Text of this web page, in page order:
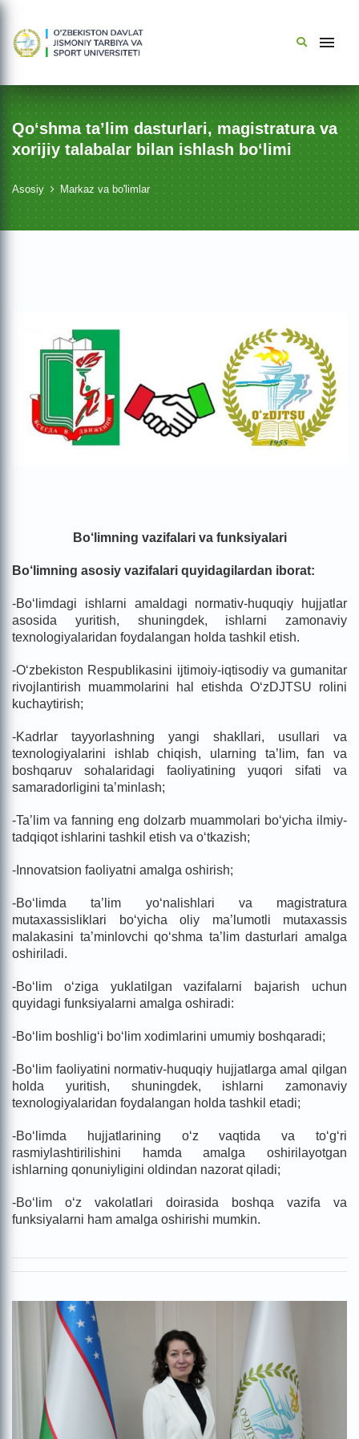
Qo‘shma ta’lim dasturlari, magistratura va
xorijiy talabalar bilan ishlash bo‘limi
Asosiy Markaz va bo'limlar
Bo‘limning vazifalari va funksiyalari
Bo‘limning asosiy vazifalari quyidagilardan iborat:
-Bo‘limdagi ishlarni amaldagi normativ-huquqiy hujjatlar
asosida yuritish, shuningdek, ishlarni zamonaviy
texnologiyalaridan foydalangan holda tashkil etish.
-O‘zbekiston Respublikasini ijtimoiy-iqtisodiy va gumanitar
rivojlantirish muammolarini hal etishda O‘zDJTSU rolini
kuchaytirish;
-Kadrlar tayyorlashning yangi shakllari, usullari va
texnologiyalarini ishlab chiqish, ularning ta’lim, fan va
boshqaruv sohalaridagi faoliyatining yuqori sifati va
samaradorligini ta’minlash;
-Ta’lim va fanning eng dolzarb muammolari bo‘yicha ilmiy-
tadqiqot ishlarini tashkil etish va o‘tkazish;
-Innovatsion faoliyatni amalga oshirish;
-Bo‘limda ta’lim yo‘nalishlari va magistratura
mutaxassisliklari bo‘yicha oliy ma’lumotli mutaxassis
malakasini ta’minlovchi qo‘shma ta’lim dasturlari amalga
oshiriladi.
-Bo‘lim o‘ziga yuklatilgan vazifalarni bajarish uchun
quyidagi funksiyalarni amalga oshiradi:
-Bo‘lim boshlig‘i bo‘lim xodimlarini umumiy boshqaradi;
-Bo‘lim faoliyatini normativ-huquqiy hujjatlarga amal qilgan
holda yuritish, shuningdek, ishlarni zamonaviy
texnologiyalaridan foydalangan holda tashkil etadi;
-Bo‘limda hujjatlarining o‘z vaqtida va to‘g‘ri
rasmiylashtirilishini hamda amalga oshirilayotgan
ishlarning qonuniyligini oldindan nazorat qiladi;
-Bo‘lim o‘z vakolatlari doirasida boshqa vazifa va
funksiyalarni ham amalga oshirishi mumkin.